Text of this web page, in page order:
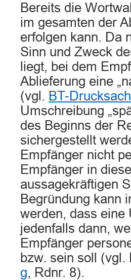
Bereits die
im gesamten der
erfolgen kann. Da
Sinn und Zweck
liegt, bei dem
Ablieferung eine
(vgl. BT-
Umschreibung
des Beginns der
sichergestellt
Empfänger nicht
Empfänger in
aussagekräftigen
Begründung kann
werden, dass eine
jedenfalls dann,
Empfänger
bzw. sein soll
g, Rdnr. 8).